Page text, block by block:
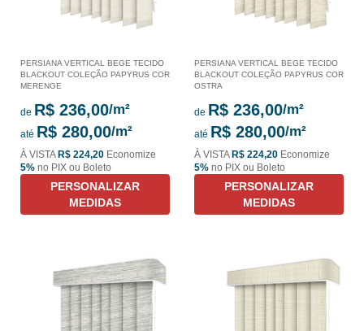
PERSIANA VERTICAL BEGE TECIDO
BLACKOUT COLEÇÃO PAPYRUS COR
MERENGE
de R$ 236,00
até R$ 280,00
À VISTAR$ 224,20 Economize
5% no PIX ou Boleto
PERSONALIZAR
MEDIDAS
PERSIANA VERTICAL BEGE TECIDO
BLACKOUT COLEÇÃO PAPYRUS COR
OSTRA
de R$ 236,00
até R$ 280,00
À VISTAR$ 224,20 Economize
5% no PIX ou Boleto
PERSONALIZAR
MEDIDAS